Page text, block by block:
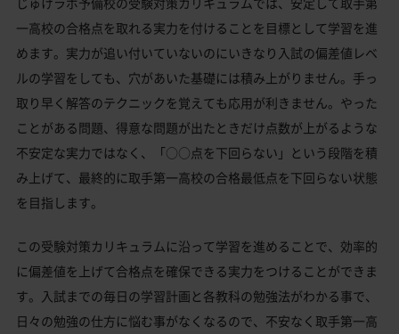
一高校の合格点を取れる実力を付けることを目標として学習を進
めます。実力が追い付いていないのにいきなり入試の偏差値レベ
ルの学習をしても、穴があいた基礎には積み上がりません。手っ
取り早く解答のテクニックを覚えても応用が利きません。やった
ことがある問題、得意な問題が出たときだけ点数が上がるような
不安定な実力ではなく、「○○点を下回らない」という段階を積
み上げて、最終的に取手第一高校の合格最低点を下回らない状態
を目指します。
この受験対策カリキュラムに沿って学習を進めることで、効率的
に偏差値を上げて合格点を確保できる実力をつけることができま
す。入試までの毎日の学習計画と各教科の勉強法がわかる事で、
日々の勉強の仕方に悩む事がなくなるので、不安なく取手第一高